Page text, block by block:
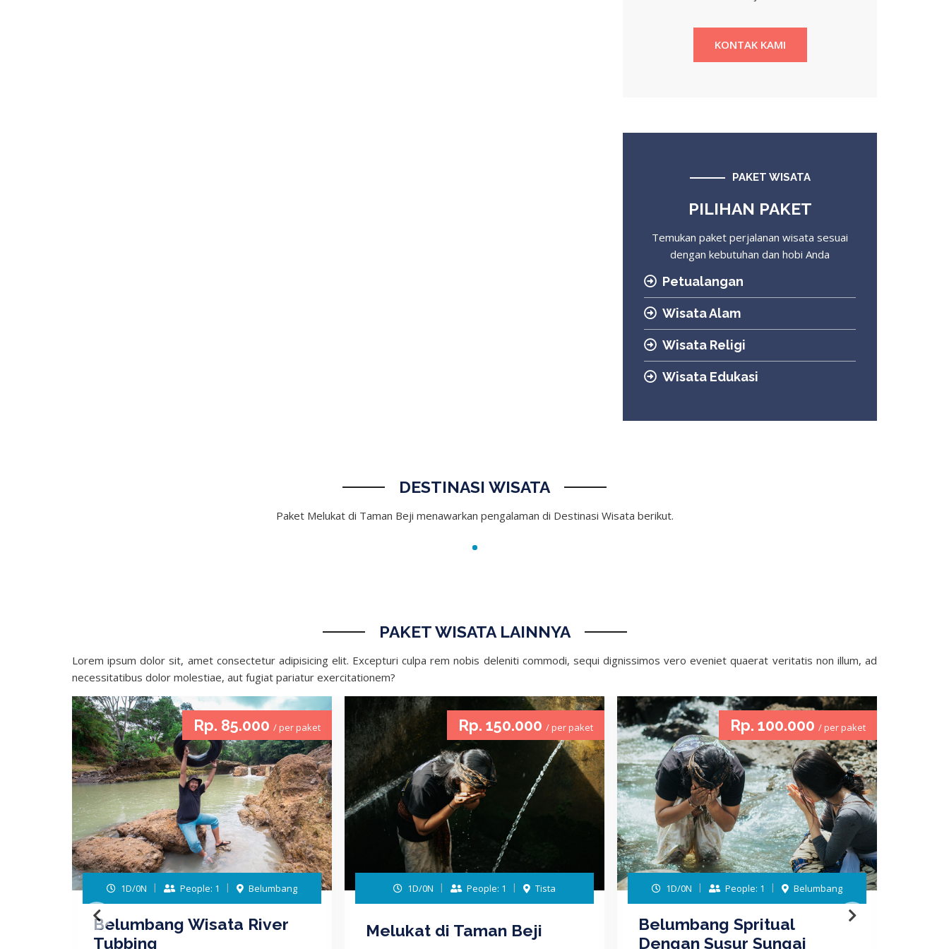
KONTAK KAMI
PAKET WISATA
PILIHAN PAKET
Temukan paket perjalanan wisata sesuai
dengan kebutuhan dan hobi Anda
Petualangan
Wisata Alam
Wisata Religi
Wisata Edukasi
DESTINASI WISATA
Paket Melukat di Taman Beji menawarkan pengalaman di Destinasi Wisata berikut.
PAKET WISATA LAINNYA
Lorem ipsum dolor sit, amet consectetur adipisicing elit. Excepturi culpa rem nobis deleniti commodi, sequi dignissimos vero eveniet quaerat veritatis non illum, ad
necessitatibus dolor molestiae, aut fugiat pariatur exercitationem?
Rp. 85.000 / per paket
1D/0N People: 1 Belumbang
Belumbang Wisata River
Tubbing
Rp. 150.000 / per paket
1D/0N People: 1 Tista
Melukat di Taman Beji
Rp. 100.000 / per paket
1D/0N People: 1 Belumbang
Belumbang Spritual
Dengan Susur Sungai